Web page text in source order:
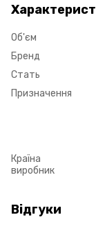
Об'єм
Бренд
Стать
Призначення
Країна
виробник
Відгуки